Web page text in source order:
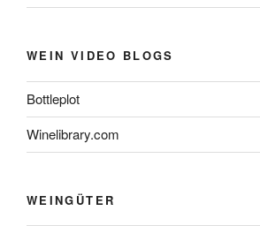
WEIN VIDEO BLOGS
Bottleplot
Winelibrary.com
WEINGÜTER